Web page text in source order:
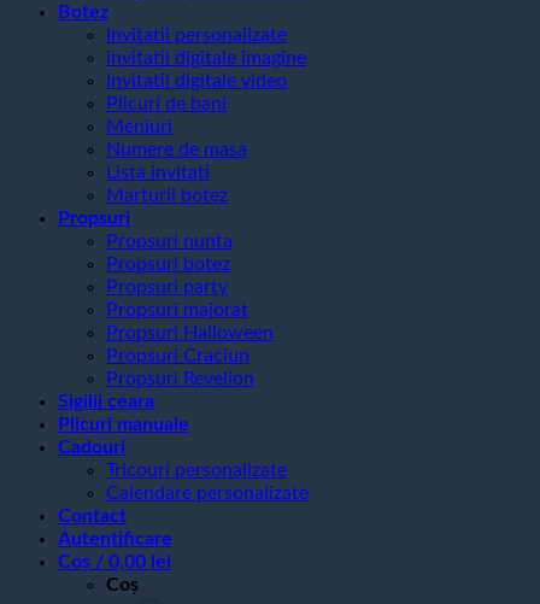
Botez
Invitatii personalizate
invitatii digitale imagine
Invitatii digitale video
Plicuri de bani
Meniuri
Numere de masa
Lista invitati
Marturii botez
Propsuri
Propsuri nunta
Propsuri botez
Propsuri party
Propsuri majorat
Propsuri Halloween
Propsuri Craciun
Propsuri Revelion
Sigilii ceara
Plicuri manuale
Cadouri
Tricouri personalizate
Calendare personalizate
Contact
Autentificare
Coș / 0,00 lei
Coș